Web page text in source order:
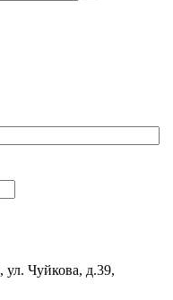
ул. Чуйкова, д.39,